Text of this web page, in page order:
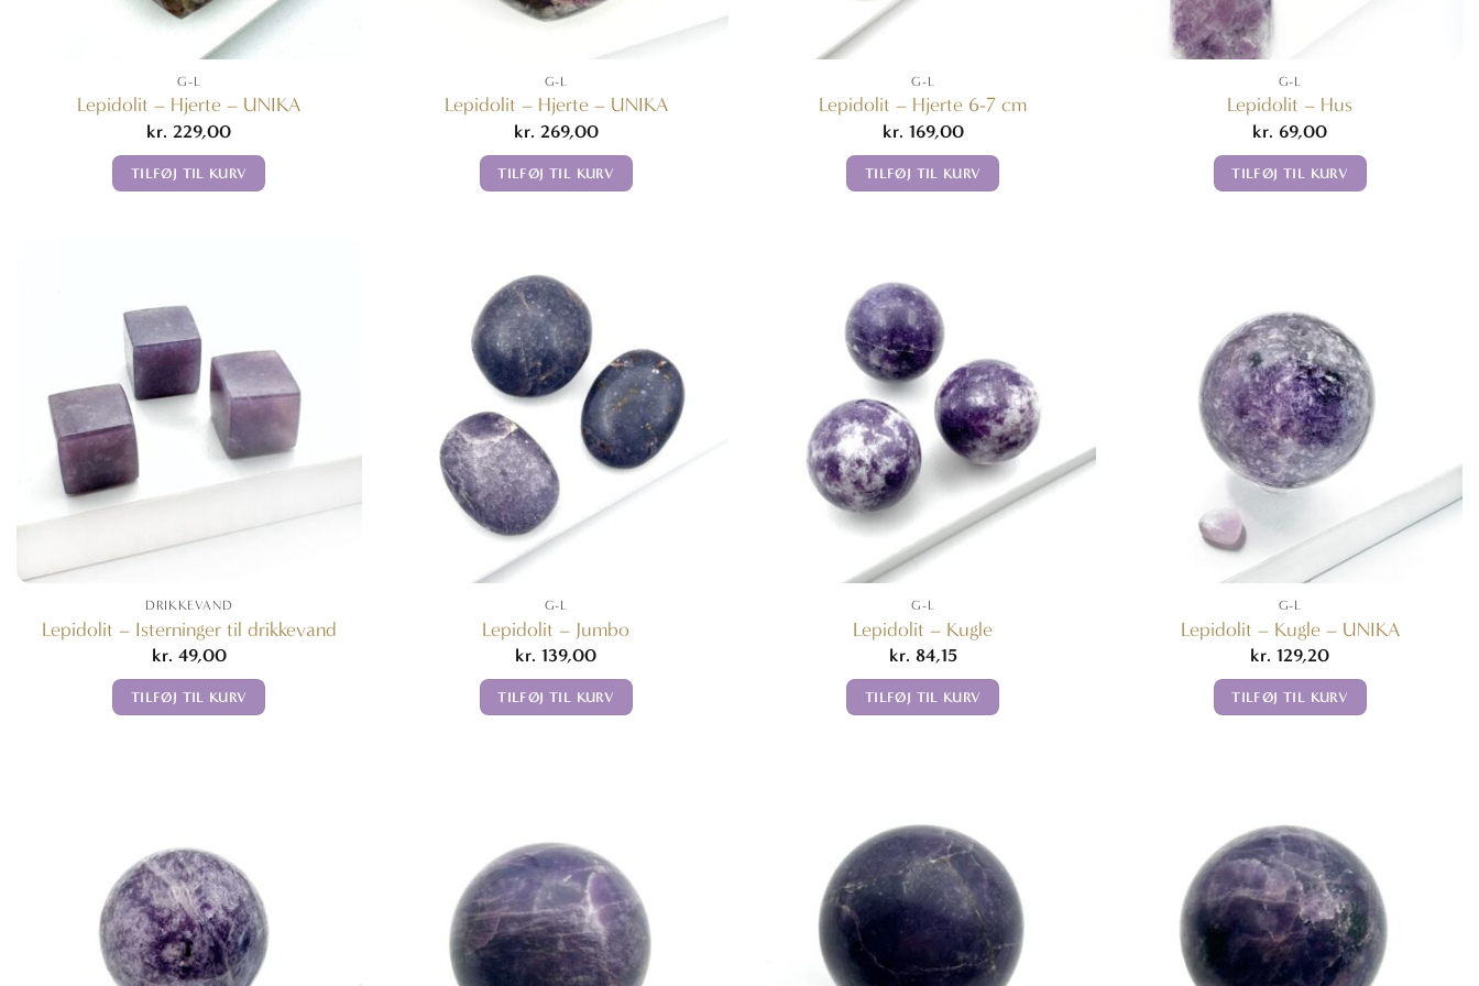
G-L
Lepidolit – Hjerte – UNIKA
kr. 229,00
TILFØJ TIL KURV
G-L
Lepidolit – Hjerte – UNIKA
kr. 269,00
TILFØJ TIL KURV
G-L
Lepidolit – Hjerte 6-7 cm
kr. 169,00
TILFØJ TIL KURV
G-L
Lepidolit – Hus
kr. 69,00
TILFØJ TIL KURV
DRIKKEVAND
Lepidolit – Isterninger til drikkevand
kr. 49,00
TILFØJ TIL KURV
G-L
Lepidolit – Jumbo
kr. 139,00
TILFØJ TIL KURV
G-L
Lepidolit – Kugle
kr. 84,15
TILFØJ TIL KURV
G-L
Lepidolit – Kugle – UNIKA
kr. 129,20
TILFØJ TIL KURV